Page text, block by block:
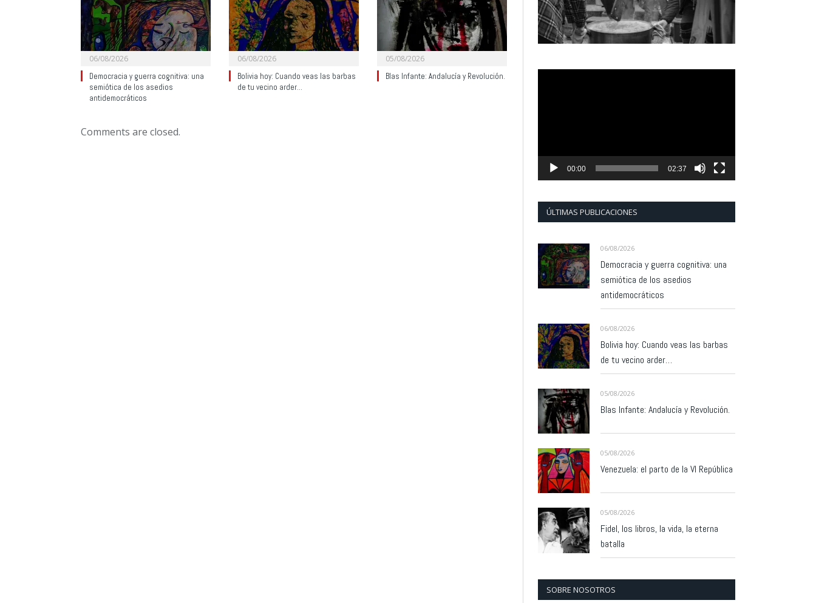
06/08/2026
Democracia y guerra cognitiva: una
semiótica de los asedios
antidemocráticos
06/08/2026
Bolivia hoy: Cuando veas las barbas
de tu vecino arder…
05/08/2026
Blas Infante: Andalucía y Revolución.
Comments are closed.
00:00 02:37
ÚLTIMAS PUBLICACIONES
06/08/2026
Democracia y guerra cognitiva: una
semiótica de los asedios
antidemocráticos
06/08/2026
Bolivia hoy: Cuando veas las barbas
de tu vecino arder…
05/08/2026
Blas Infante: Andalucía y Revolución.
05/08/2026
Venezuela: el parto de la VI República
05/08/2026
Fidel, los libros, la vida, la eterna
batalla
SOBRE NOSOTROS